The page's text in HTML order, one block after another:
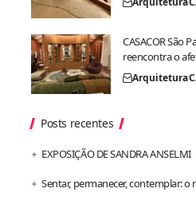
CASACOR São
reencontra o
Arquitetura
Posts recentes
EXPOSIÇÃO DE SANDRA ANSELMI
Sentar, permanecer, contemplar: o